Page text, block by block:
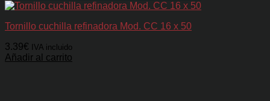
Tornillo cuchilla refinadora Mod. CC 16 x 50
3.39€ IVA incluido
Añadir al carrito